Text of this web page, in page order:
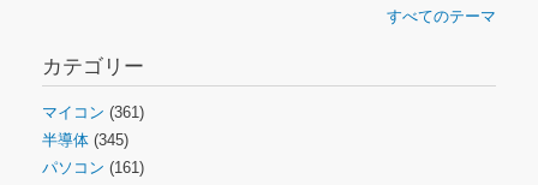
すべてのテーマ
カテゴリー
マイコン (361)
半導体 (345)
パソコン (161)